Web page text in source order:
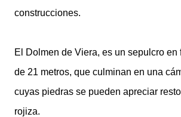
construcciones.
El Dolmen de Viera, es un sepulcro en
de 21 metros, que culminan en una
cuyas piedras se pueden apreciar
rojiza.